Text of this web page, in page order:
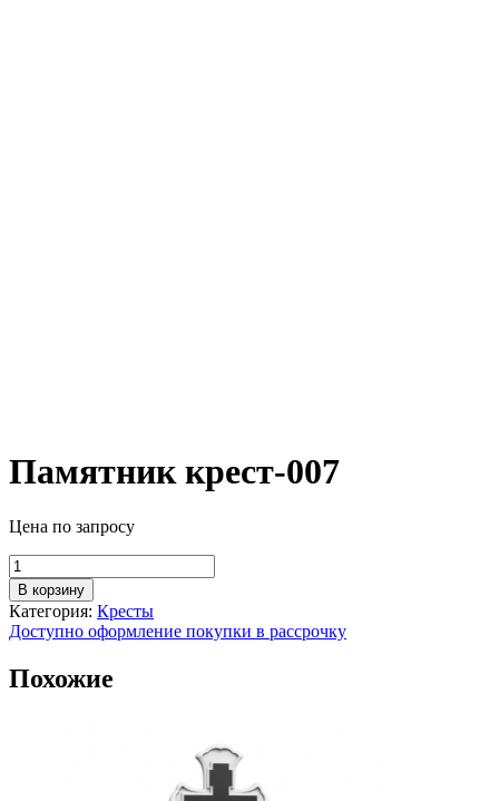
Памятник крест-007
Цена по запросу
Количество
товара
Памятник
крест-007
В корзину
Категория: Кресты
Доступно оформление покупки в рассрочку
Похожие